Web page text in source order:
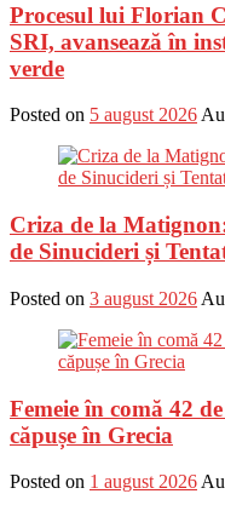
Procesul lui Florian
SRI, avansează în
verde
Posted on 5 august 2026
Criza de la
de Sinucideri și
Posted on 3 august 2026
Femeie în comă 42
căpușe în Grecia
Posted on 1 august 2026